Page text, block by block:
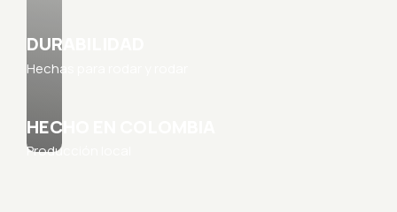
DURABILIDAD
Hechas para rodar y rodar
HECHO EN COLOMBIA
Producción local